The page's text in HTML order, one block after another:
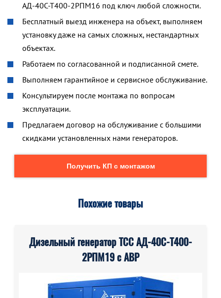
АД-40С-Т400-2РПМ16 под ключ любой сложности.
Бесплатный выезд инженера на объект, выполняем
установку даже на самых сложных, нестандартных
объектах.
Работаем по согласованной и подписанной смете.
Выполняем гарантийное и сервисное обслуживание.
Консультируем после монтажа по вопросам
эксплуатации.
Предлагаем договор на обслуживание с большими
скидками установленных нами генераторов.
Получить КП с монтажом
Похожие товары
Дизельный генератор ТСС АД-40С-Т400-
2РПМ19 с АВР